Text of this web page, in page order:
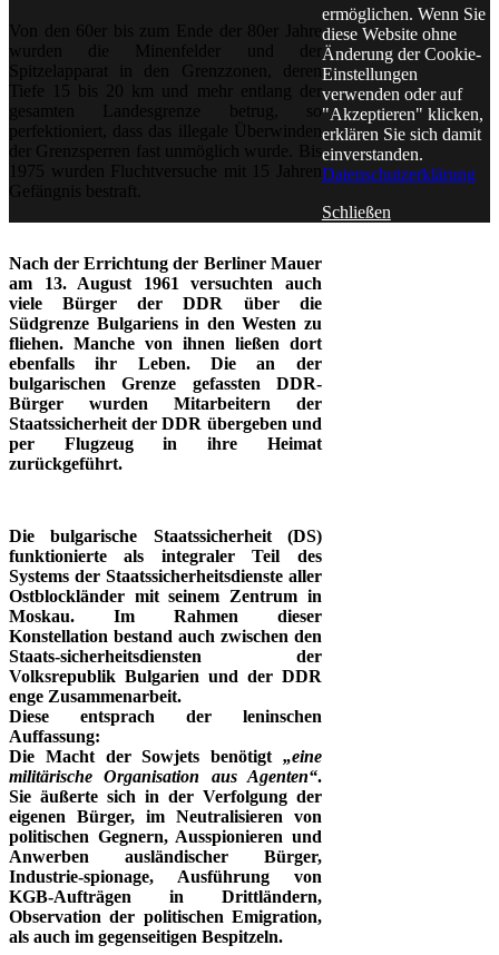
Von den 60er bis zum Ende der 80er Jahre
wurden die Minenfelder und der
Spitzelapparat in den Grenzzonen, deren
Tiefe 15 bis 20 km und mehr entlang der
gesamten Landesgrenze betrug, so
perfektioniert, dass das illegale Überwinden
der Grenzsperren fast unmöglich wurde. Bis
1975 wurden Fluchtversuche mit 15 Jahren
Gefängnis bestraft.
Nach der Errichtung der Berliner Mauer
am 13. August 1961 versuchten auch
viele Bürger der DDR über die
Südgrenze Bulgariens in den Westen zu
fliehen. Manche von ihnen ließen dort
ebenfalls ihr Leben. Die an der
bulgarischen Grenze gefassten DDR-
Bürger wurden Mitarbeitern der
Staatssicherheit der DDR übergeben und
per Flugzeug in ihre Heimat
zurückgeführt.
Die bulgarische Staatssicherheit (DS)
funktionierte als integraler Teil des
Systems der Staatssicherheitsdienste aller
Ostblockländer mit seinem Zentrum in
Moskau. Im Rahmen dieser
Konstellation bestand auch zwischen den
Staats-sicherheitsdiensten der
Volksrepublik Bulgarien und der DDR
enge Zusammenarbeit.
Diese entsprach der leninschen
Auffassung:
Die Macht der Sowjets benötigt „eine
militärische Organisation aus Agenten“.
Sie äußerte sich in der Verfolgung der
eigenen Bürger, im Neutralisieren von
politischen Gegnern, Ausspionieren und
Anwerben ausländischer Bürger,
Industrie-spionage, Ausführung von
KGB-Aufträgen in Drittländern,
Observation der politischen Emigration,
als auch im gegenseitigen Bespitzeln.
ermöglichen. Wenn Sie
diese Website ohne
Änderung der Cookie-
Einstellungen
verwenden oder auf
"Akzeptieren" klicken,
erklären Sie sich damit
einverstanden.
Datenschutzerklärung
Schließen